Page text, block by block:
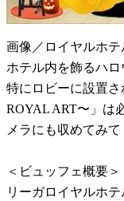
画像／ロイヤルホテ
ホテル内を飾るハ
特にロビーに設置さ
ROYAL ART〜」は
メラにも収めてみ
＜ビュッフェ概要＞
リーガロイヤルホ